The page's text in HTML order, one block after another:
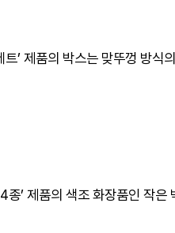
트’ 제품의 박스는 맞뚜껑 방
종’ 제품의 색조 화장품인 작